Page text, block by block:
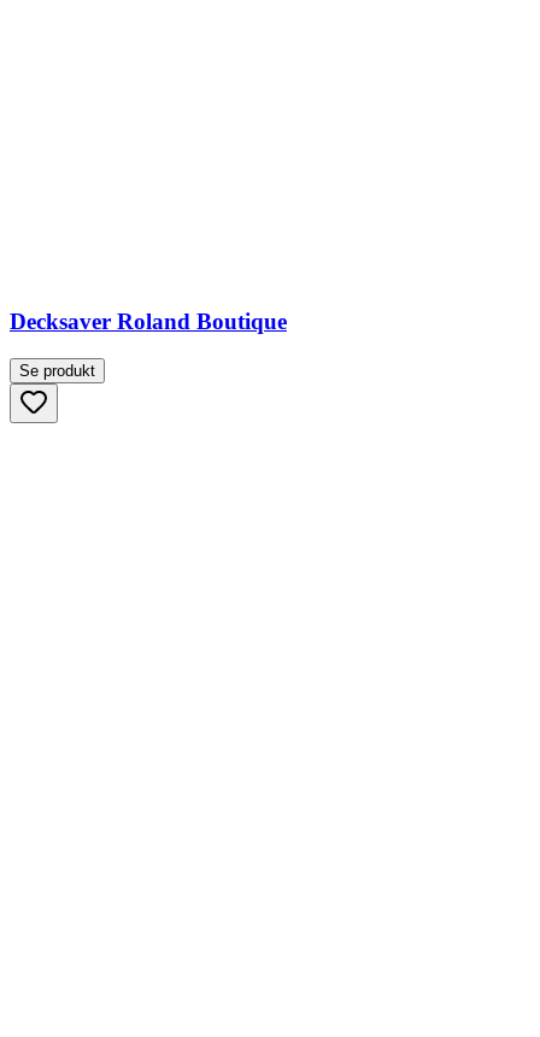
Decksaver Roland Boutique
Se produkt